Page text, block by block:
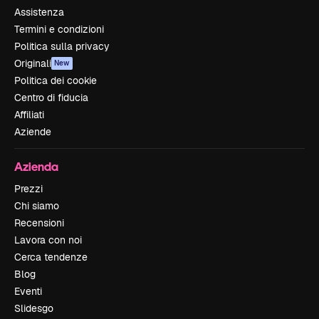
Assistenza
Termini e condizioni
Politica sulla privacy
Originali New
Politica dei cookie
Centro di fiducia
Affiliati
Aziende
Azienda
Prezzi
Chi siamo
Recensioni
Lavora con noi
Cerca tendenze
Blog
Eventi
Slidesgo